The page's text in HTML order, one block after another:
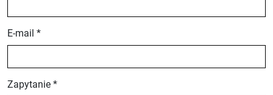
E-mail *
Zapytanie *